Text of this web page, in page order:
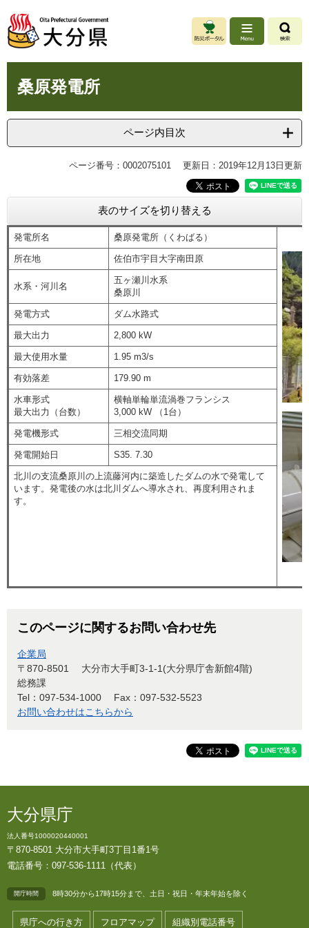
ジ
先
。
ュ
を
て
桑原発電所
ページ内目次
ページ番号：0002075101 更新日：2019年12月13日更新
表のサイズを切り替える
発電所名 桑原発電所（くわばる）
所在地 佐伯市宇目大字南田原
水系・河川名
五ヶ瀬川水系
桑原川
発電方式 ダム水路式
最大出力 2,800 kW
最大使用水量 1.95 m3/s
有効落差 179.90 m
水車形式
最大出力（台数）
横軸単輪単流渦巻フランシス
3,000 kW （1台）
発電機形式 三相交流同期
発電開始日 S35. 7.30
北川の支流桑原川の上流藤河内に築造したダムの水で発電して
います。発電後の水は北川ダムへ導水され、再度利用されま
す。
このページに関するお問い合わせ先
企業局
〒870-8501
大分市大手町3-1-1(大分県庁舎新館4階)
総務課
Tel：097-534-1000
Fax：097-532-5523
お問い合わせはこちらから
大分県庁
法人番号1000020440001
〒870-8501 大分市大手町3丁目1番1号
電話番号：097-536-1111（代表）
開庁時間 8時30分から17時15分まで、土日・祝日・年末年始を除く
県庁への行き方 フロアマップ 組織別電話番号